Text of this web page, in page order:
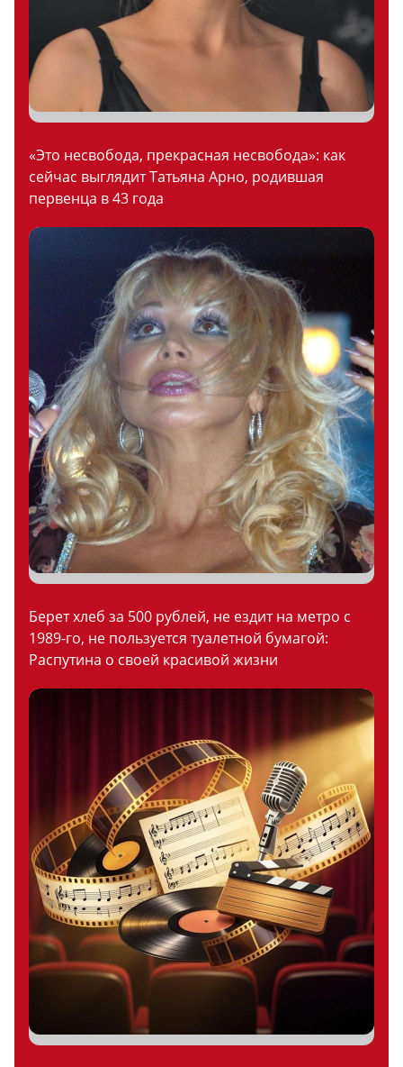
«Это несвобода, прекрасная несвобода»: как
сейчас выглядит Татьяна Арно, родившая
первенца в 43 года
Берет хлеб за 500 рублей, не ездит на метро с
1989-го, не пользуется туалетной бумагой:
Распутина о своей красивой жизни